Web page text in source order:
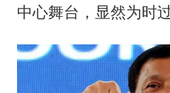
中心舞台，显然为时过